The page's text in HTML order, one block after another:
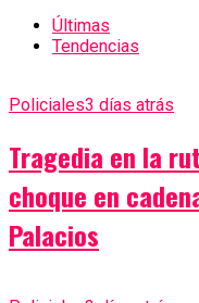
Últimas
Tendencias
Policiales3 días atrás
Tragedia en la
choque en
Palacios